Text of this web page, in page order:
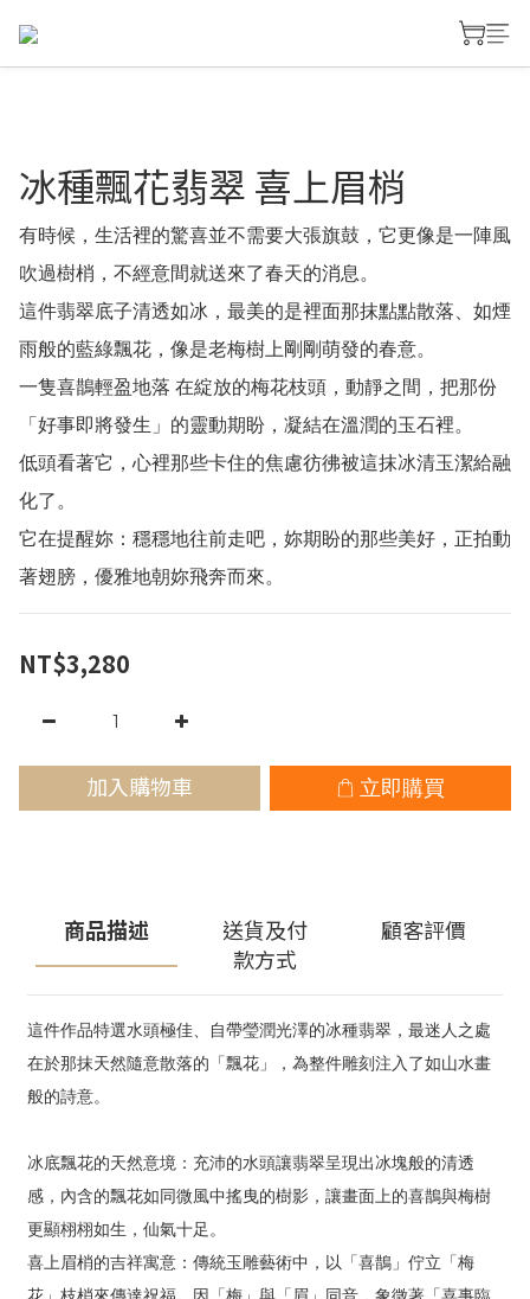
冰種飄花翡翠 喜上眉梢
有時候，生活裡的驚喜並不需要大張旗鼓，它更像是一陣風
吹過樹梢，不經意間就送來了春天的消息。
這件翡翠底子清透如冰，最美的是裡面那抹點點散落、如煙
雨般的藍綠飄花，像是老梅樹上剛剛萌發的春意。
一隻喜鵲輕盈地落 在綻放的梅花枝頭，動靜之間，把那份
「好事即將發生」的靈動期盼，凝結在溫潤的玉石裡。
低頭看著它，心裡那些卡住的焦慮彷彿被這抹冰清玉潔給融
化了。
它在提醒妳：穩穩地往前走吧，妳期盼的那些美好，正拍動
著翅膀，優雅地朝妳飛奔而來。
NT$3,280
加入購物車 立即購買
商品描述
送貨及付
款方式
顧客評價
這件作品特選水頭極佳、自帶瑩潤光澤的冰種翡翠，最迷人之處
在於那抹天然隨意散落的「飄花」，為整件雕刻注入了如山水畫
般的詩意。
冰底飄花的天然意境：充沛的水頭讓翡翠呈現出冰塊般的清透
感，內含的飄花如同微風中搖曳的樹影，讓畫面上的喜鵲與梅樹
更顯栩栩如生，仙氣十足。
喜上眉梢的吉祥寓意：傳統玉雕藝術中，以「喜鵲」佇立「梅